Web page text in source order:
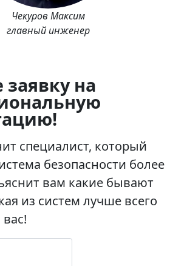
Чекуров Максим
главный инженер
заявку на
специалист, который
безопасности более
вам какие бывают
из систем лучше всего